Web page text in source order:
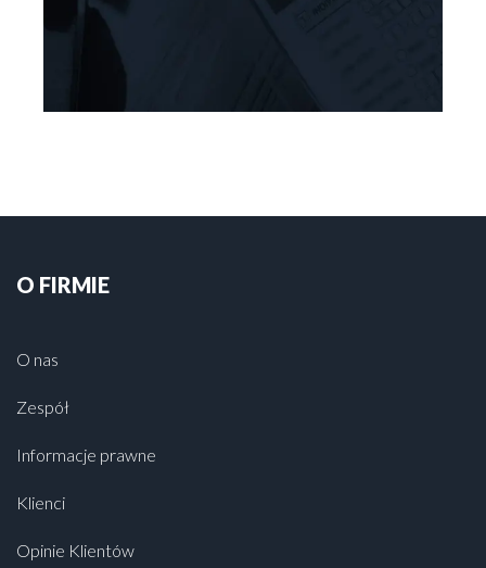
O FIRMIE
O nas
Zespół
Informacje prawne
Klienci
Opinie Klientów